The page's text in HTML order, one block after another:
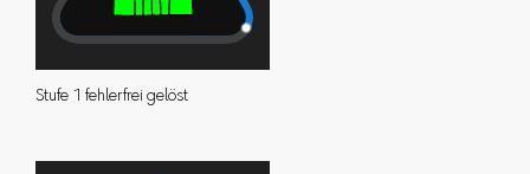
Stufe 1 fehlerfrei gelöst